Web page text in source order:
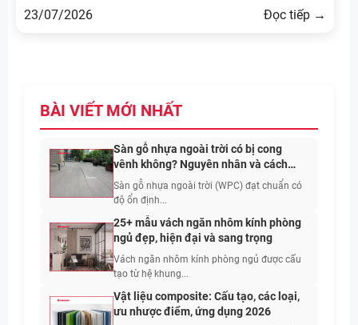
23/07/2026
Đọc tiếp →
BÀI VIẾT MỚI NHẤT
Sàn gỗ nhựa ngoài trời có bị cong
vênh không? Nguyên nhân và cách
hạn chế
Sàn gỗ nhựa ngoài trời (WPC) đạt chuẩn có
độ ổn định...
25+ mẫu vách ngăn nhôm kính phòng
ngủ đẹp, hiện đại và sang trọng
Vách ngăn nhôm kính phòng ngủ được cấu
tạo từ hệ khung...
Vật liệu composite: Cấu tạo, các loại,
ưu nhược điểm, ứng dụng 2026